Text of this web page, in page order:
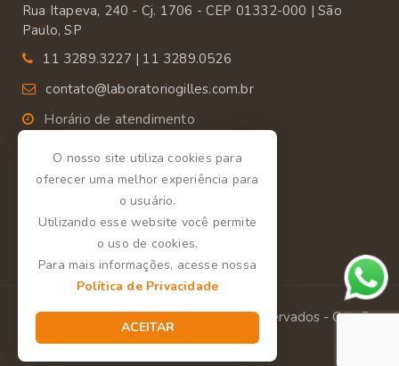
Rua Itapeva, 240 - Cj. 1706 - CEP 01332-000 | São
Paulo, SP
11 3289.3227 | 11 3289.0526
contato@laboratoriogilles.com.br
Horário de atendimento
Segunda a Sexta das 9:00 às 18:00.
Laboratório Gilles - Todos os direitos reservados - Criação
O nosso site utiliza cookies para
oferecer uma melhor experiência para
o usuário.
Utilizando esse website você permite
o uso de cookies.
Para mais informações, acesse nossa
Política de Privacidade
ACEITAR